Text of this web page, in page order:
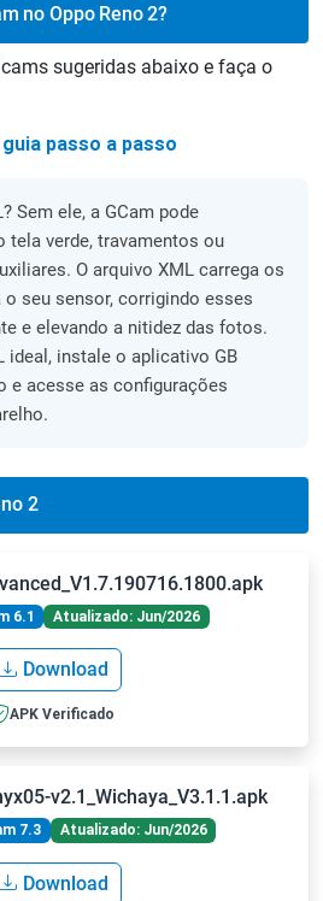
no Oppo Reno 2?
sugeridas abaixo e faça o
passo a passo
Sem ele, a GCam pode
tela verde, travamentos ou
O arquivo XML carrega os
seu sensor, corrigindo esses
e elevando a nitidez das fotos.
ideal, instale o aplicativo GB
e acesse as configurações
2
6.1 Atualizado: Jun/2026
Download
APK Verificado
v2.1_Wichaya_V3.1.1.apk
7.3 Atualizado: Jun/2026
Download